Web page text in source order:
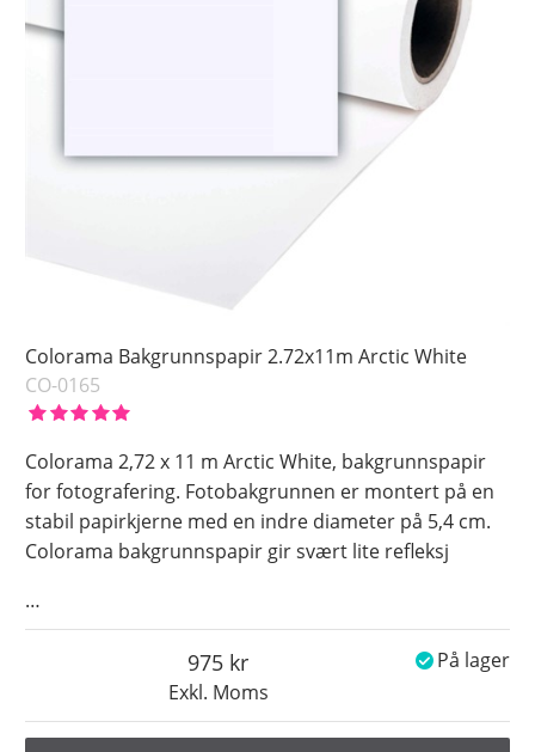
Colorama Bakgrunnspapir 2.72x11m Arctic White
CO-0165
Colorama 2,72 x 11 m Arctic White, bakgrunnspapir
for fotografering. Fotobakgrunnen er montert på en
stabil papirkjerne med en indre diameter på 5,4 cm.
Colorama bakgrunnspapir gir svært lite refleksj
…
Exkl. Moms
975 På lager